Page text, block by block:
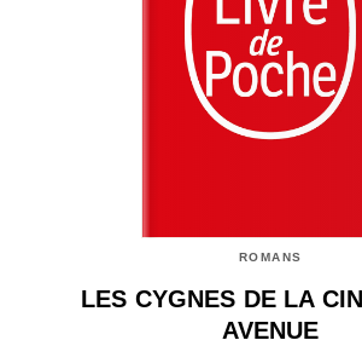
ROMANS
LES CYGNES DE LA
AVENUE